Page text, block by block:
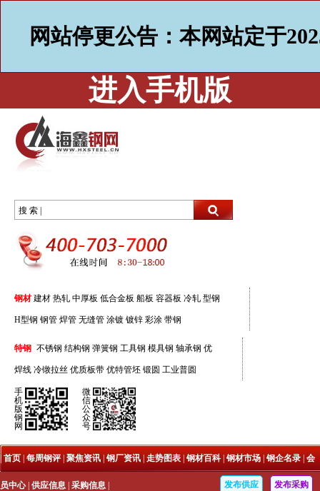
网站停更公告：本网站定于
进入手机版
搜 索 |
钢材 建材 热轧 中厚板 低合金板 船板 容器板 冷轧 型钢
H型钢 钢管 焊管 无缝管 涂镀 镀锌 彩涂 带钢
特钢 不锈钢 结构钢 弹簧钢 工具钢 模具钢 轴承钢 优
焊线 冷镦拉丝 优质板带 优特管坯 锻圆 工业普圆
手
机
版
钢
网
微
信
公
众
号
| 首页 每周钢评 聚焦资讯 钢厂资讯 走势图表 钢材百科| 钢材市场 钢企名录 会
员中心| 供应信息 采购信息 发布供应 发布采购